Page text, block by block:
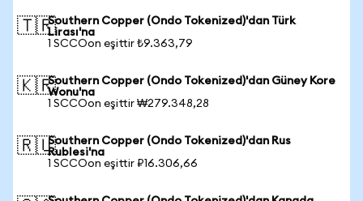
🇹🇷Southern Copper (Ondo Tokenized)'dan Türk
Lirası'na
1 SCCOon eşittir ₺9.363,79
🇰🇷Southern Copper (Ondo Tokenized)'dan Güney Kore
Wonu'na
1 SCCOon eşittir ₩279.348,28
🇷🇺Southern Copper (Ondo Tokenized)'dan Rus
Rublesi'na
1 SCCOon eşittir ₽16.306,66